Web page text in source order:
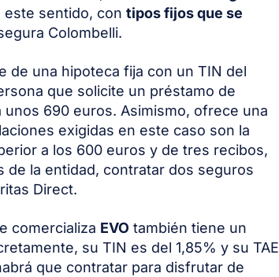
este sentido, con tipos fijos que se
Colombelli.
de una hipoteca fija con un TIN del
que solicite un préstamo de
690 euros. Asimismo, ofrece una
exigidas en este caso son la
a los 600 euros y de tres recibos,
de la entidad, contratar dos seguros
Direct.
comercializa EVO también tiene un
su TIN es del 1,85% y su TAE
que contratar para disfrutar de